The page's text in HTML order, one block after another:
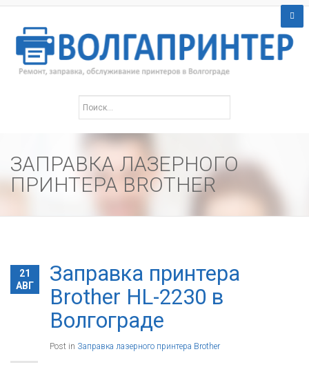
ЗАПРАВКА ЛАЗЕРНОГО
ПРИНТЕРА BROTHER
21
АВГ
Заправка принтера
Brother HL-2230 в
Волгограде
Post in Заправка лазерного принтера Brother